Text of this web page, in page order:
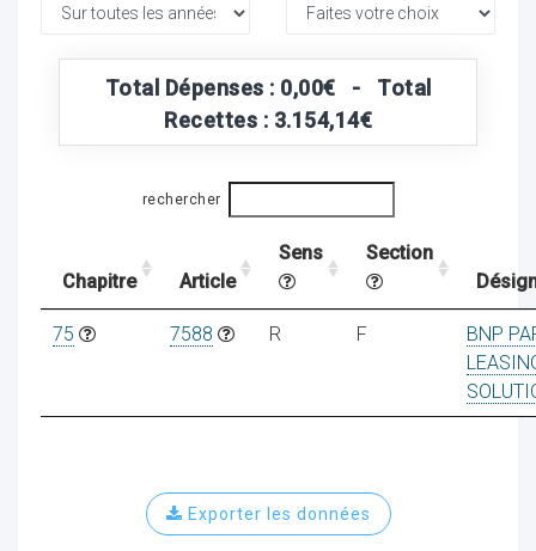
Total Dépenses : 0,00€ - Total
Recettes : 3.154,14€
rechercher
Chapitre Article
Sens
Section
75 7588 R F
BNP
Exporter les données